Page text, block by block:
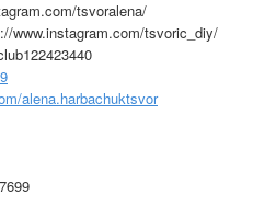
tsvoralena/
tsvoric_diy/
alena.harbachuktsvor